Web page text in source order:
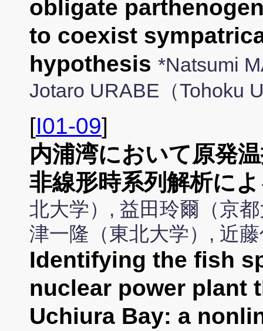
obligate
to coexist
hypothesis *Natsumi
Jotaro URABE（Tohoku
[I01-09]
内浦湾において原発
非線形時系列解析に
北大学）, 益田玲爾（京
津一隆（東北大学）, 近
Identifying the fish
nuclear power plant
Uchiura Bay: a